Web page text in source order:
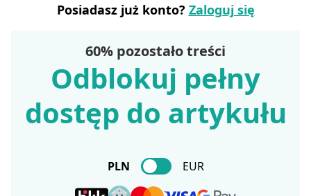
Posiadasz już konto? Zaloguj się
60% pozostało treści
Odblokuj pełny
dostęp do artykułu
PLN EUR